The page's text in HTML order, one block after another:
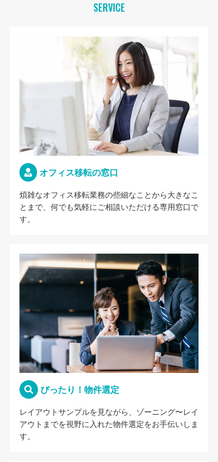
SERVICE
オフィス移転の窓口
煩雑なオフィス移転業務の些細なことから大きなこ
とまで、何でも気軽にご相談いただける専用窓口で
す。
ぴったり！物件選定
レイアウトサンプルを見ながら、ゾーニング〜レイ
アウトまでを視野に入れた物件選定をお手伝いしま
す。